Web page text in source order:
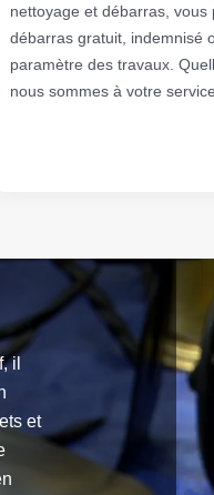
nettoyage et débarras, vous
débarras gratuit, indemnisé
paramètre des travaux.
nous sommes à votre service.
il
et